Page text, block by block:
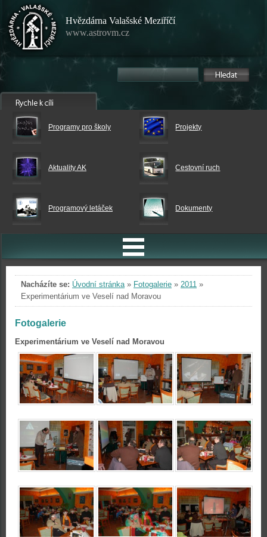
Hvězdárna Valašské Meziříčí
www.astrovm.cz
Programy pro školy Projekty
Aktuality AK Cestovní ruch
Programový letáček Dokumenty
Nacházíte se: Úvodní stránka» Fotogalerie » 2011 »
Experimentárium ve Veselí nad Moravou
Fotogalerie
Experimentárium ve Veselí nad Moravou